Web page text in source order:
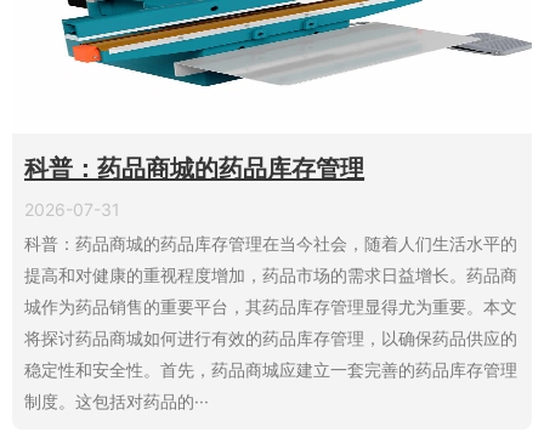
科普：药品商城的药品库存管理
2026-07-31
科普：药品商城的药品库存管理在当今社会，随着人们生活水平的
提高和对健康的重视程度增加，药品市场的需求日益增长。药品商
城作为药品销售的重要平台，其药品库存管理显得尤为重要。本文
将探讨药品商城如何进行有效的药品库存管理，以确保药品供应的
稳定性和安全性。首先，药品商城应建立一套完善的药品库存管理
制度。这包括对药品的···